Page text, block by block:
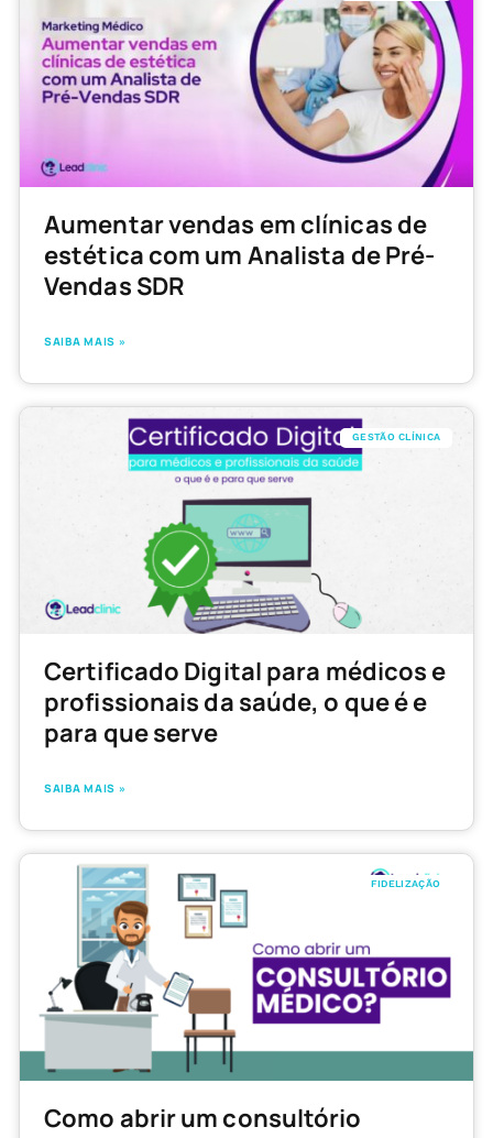
Aumentar vendas em clínicas de
estética com um Analista de Pré-
Vendas SDR
SAIBA MAIS »
GESTÃO CLÍNICA
Certificado Digital para médicos e
profissionais da saúde, o que é e
para que serve
SAIBA MAIS »
FIDELIZAÇÃO
Como abrir um consultório